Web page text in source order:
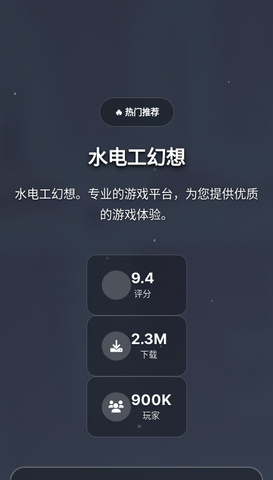
🔥 热门推荐
水电工幻想
水电工幻想。专业的游戏平台，为您提供优质
的游戏体验。
9.4
评分
2.3M
下载
900K
玩家